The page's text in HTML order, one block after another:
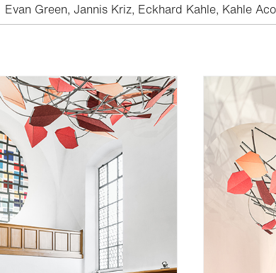
Evan Green, Jannis Kriz, Eckhard Kahle, Kahle